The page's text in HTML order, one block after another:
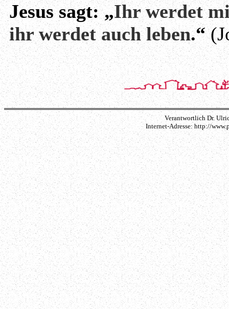
Jesus sagt: „Ihr werdet
ihr werdet auch leben.“
Verantwortlich Dr.
Internet-Adresse: http://